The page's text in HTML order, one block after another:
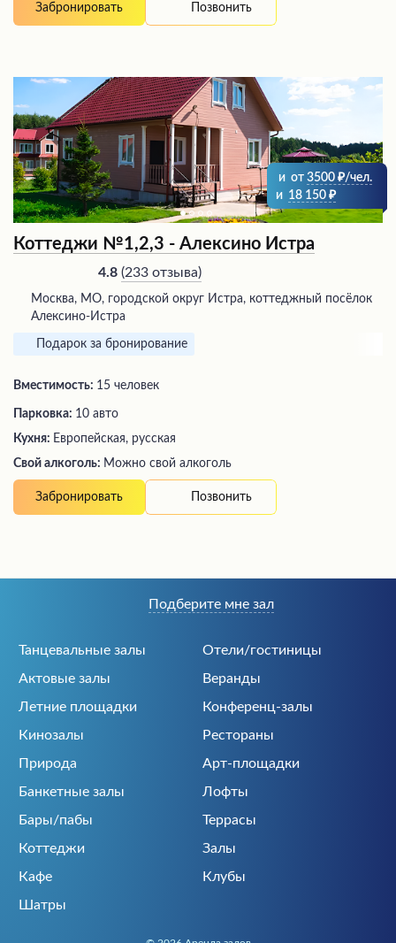
Забронировать Позвонить
и от 3500
/чел.
и 18 150
Коттеджи №1,2,3 - Алексино Истра
4.8 (233 отзыва)
Москва, МО, городской округ Истра, коттеджный посёлок
Алексино-Истра
Подарок за бронирование
Вместимость: 15 человек
Парковка: 10 авто
Кухня: Европейская, русская
Свой алкоголь: Можно свой алкоголь
Забронировать Позвонить
Танцевальные залы
Отели/гостиницы
Актовые залы
Веранды
Летние площадки
Конференц-залы
Кинозалы
Рестораны
Природа
Арт-площадки
Банкетные залы
Лофты
Бары/пабы
Террасы
Коттеджи
Залы
Кафе
Клубы
Шатры
Подберите мне зал